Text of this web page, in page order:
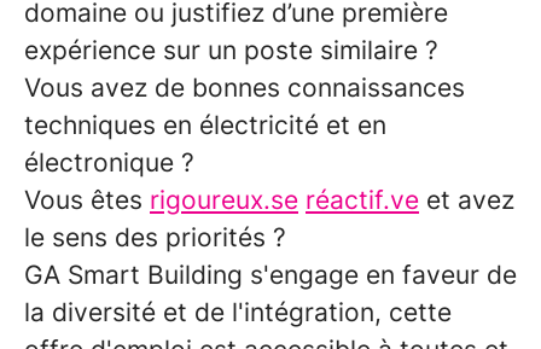
domaine ou justifiez d’une première
expérience sur un poste similaire ?
Vous avez de bonnes connaissances
techniques en électricité et en
électronique ?
Vous êtes rigoureux.se réactif.ve et avez
le sens des priorités ?
GA Smart Building s'engage en faveur de
la diversité et de l'intégration, cette